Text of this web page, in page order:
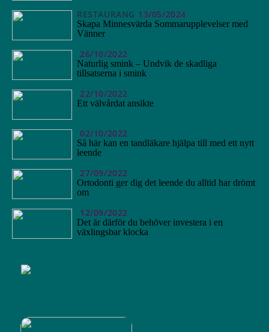
RESTAURANG 13/05/2024
Skapa Minnesvärda Sommarupplevelser med
Vänner
26/10/2022
Naturlig smink – Undvik de skadliga
tillsatserna i smink
22/10/2022
Ett välvårdat ansikte
02/10/2022
Så här kan en tandläkare hjälpa till med ett nytt
leende
27/09/2022
Ortodonti ger dig det leende du alltid har drömt
om
12/09/2022
Det är därför du behöver investera i en
växlingsbar klocka